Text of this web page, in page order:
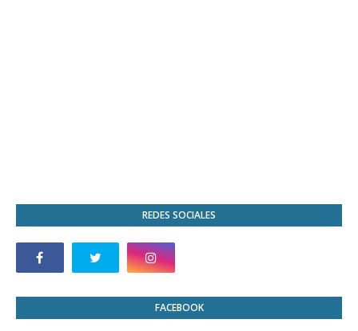
REDES SOCIALES
FACEBOOK